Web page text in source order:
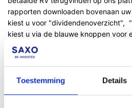
Toestemming Details
rapporten downloaden bovenaan
kiest u voor "dividendenoverzicht",
kiest u via de blauwe knoppen voor
Excel.